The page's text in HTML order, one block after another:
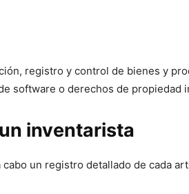
registro y control de bienes y
software o derechos de propiedad
inventarista
cabo un registro detallado de cada